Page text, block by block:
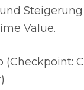
Value.
(Checkpoint: